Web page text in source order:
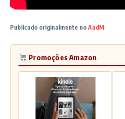
Publicado originalmente no AadM
Promoções Amazon